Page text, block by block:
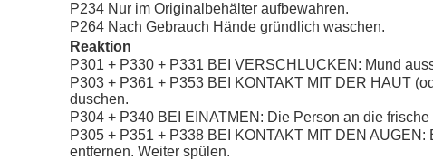
P234 Nur im Originalbehälter aufbewahren.
P264 Nach Gebrauch Hände gründlich waschen.
Reaktion
P301 + P330 + P331 BEI VERSCHLUCKEN: Mund
P303 + P361 + P353 BEI KONTAKT MIT DER HAUT
duschen.
P304 + P340 BEI EINATMEN: Die Person an die
P305 + P351 + P338 BEI KONTAKT MIT DEN
entfernen. Weiter spülen.